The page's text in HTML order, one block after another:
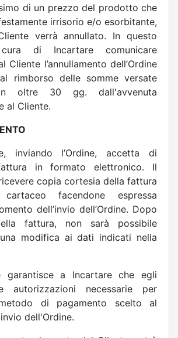
di un prezzo del prodotto che
irrisorio e/o esorbitante,
verrà annullato. In questo
di Incartare comunicare
Cliente l’annullamento dell’Ordine
rimborso delle somme versate
oltre 30 gg. dall'avvenuta
al Cliente.
inviando l’Ordine, accetta di
in formato elettronico. Il
copia cortesia della fattura
facendone espressa
dell’invio dell’Ordine. Dopo
fattura, non sarà possibile
modifica ai dati indicati nella
garantisce a Incartare che egli
autorizzazioni necessarie per
di pagamento scelto al
dell'Ordine.